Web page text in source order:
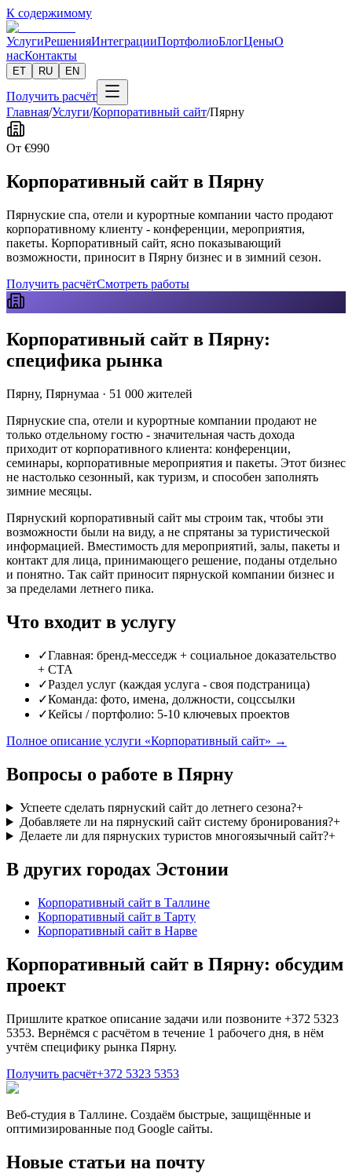
К содержимому
УслугиРешенияИнтеграцииПортфолиоБлогЦеныО
насКонтакты
ET RU EN
Получить расчёт
Главная/Услуги/Корпоративный сайт/Пярну
От €990
Корпоративный сайт в Пярну
Пярнуские спа, отели и курортные компании часто продают
корпоративному клиенту - конференции, мероприятия,
пакеты. Корпоративный сайт, ясно показывающий
возможности, приносит в Пярну бизнес и в зимний сезон.
Получить расчётСмотреть работы
Корпоративный сайт в Пярну:
специфика рынка
Пярну, Пярнумаа · 51 000 жителей
Пярнуские спа, отели и курортные компании продают не
только отдельному гостю - значительная часть дохода
приходит от корпоративного клиента: конференции,
семинары, корпоративные мероприятия и пакеты. Этот бизнес
не настолько сезонный, как туризм, и способен заполнять
зимние месяцы.
Пярнуский корпоративный сайт мы строим так, чтобы эти
возможности были на виду, а не спрятаны за туристической
информацией. Вместимость для мероприятий, залы, пакеты и
контакт для лица, принимающего решение, поданы отдельно
и понятно. Так сайт приносит пярнуской компании бизнес и
за пределами летнего пика.
Что входит в услугу
✓Главная: бренд-месседж + социальное доказательство
+ CTA
✓Раздел услуг (каждая услуга - своя подстраница)
✓Команда: фото, имена, должности, соцссылки
✓Кейсы / портфолио: 5-10 ключевых проектов
Полное описание услуги «Корпоративный сайт» →
Вопросы о работе в Пярну
Успеете сделать пярнуский сайт до летнего сезона?+
Добавляете ли на пярнуский сайт систему бронирования?+
Делаете ли для пярнуских туристов многоязычный сайт?+
В других городах Эстонии
Корпоративный сайт в Таллине
Корпоративный сайт в Тарту
Корпоративный сайт в Нарве
Корпоративный сайт в Пярну: обсудим
проект
Пришлите краткое описание задачи или позвоните +372 5323
5353. Вернёмся с расчётом в течение 1 рабочего дня, в нём
учтём специфику рынка Пярну.
Получить расчёт+372 5323 5353
Веб-студия в Таллине. Создаём быстрые, защищённые и
оптимизированные под Google сайты.
Новые статьи на почту